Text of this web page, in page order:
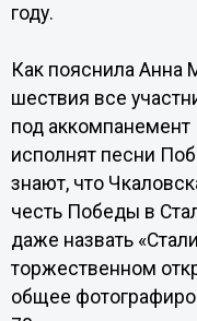
году.
Как пояснила Анна
шествия все
под аккомпанемент
исполнят песни
знают, что
честь Победы в
даже назвать
торжественном
общее